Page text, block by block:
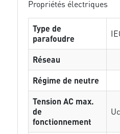
Propriétés électriques
Type de
parafoudre
Réseau
Régime de neutre
Tension AC max.
de
fonctionnement
Uc